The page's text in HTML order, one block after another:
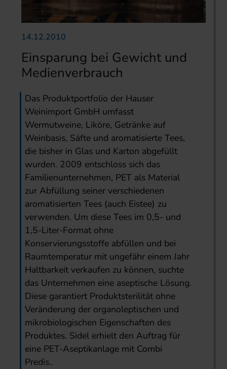
14.12.2010
Einsparung bei Gewicht und
Medienverbrauch
Das Produktportfolio der Hauser
Weinimport GmbH umfasst
Wermutweine, Liköre, Getränke auf
Weinbasis, Säfte und aromatisierte Tees,
die bisher in Glas und Karton abgefüllt
wurden. 2009 entschloss sich das
Familienunternehmen, PET als Material
zur Abfüllung seiner verschiedenen
aromatisierten Tees (auch Eistee) zu
verwenden. Um diese Tees im 0,5- und
1,5-Liter-Format ohne
Konservierungsstoffe abfüllen und bei
Raumtemperatur mit ungefähr einem Jahr
Haltbarkeit verkaufen zu können, suchte
das Unternehmen eine aseptische Lösung.
Diese garantiert Produktsterilität ohne
Veränderung der organoleptischen und
mikrobiologischen Eigenschaften des
Produktes. Sidel erhielt den Auftrag für
eine PET-Aseptikanlage mit Combi
Predis..